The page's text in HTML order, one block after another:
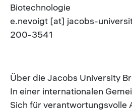
Biotechnologie
e.nevoigt [at] jacobs-
200-3541
Über die Jacobs University
In einer internationalen
Sich für verantwortungsvolle